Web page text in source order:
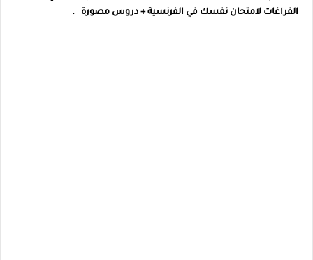
الفراغات لامتحان نفسك في الفرنسية + دروس مصورة
.